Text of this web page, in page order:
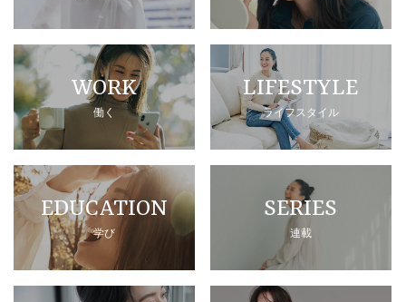
WORK
働く
LIFESTYLE
ライフスタイル
EDUCATION
学び
SERIES
連載